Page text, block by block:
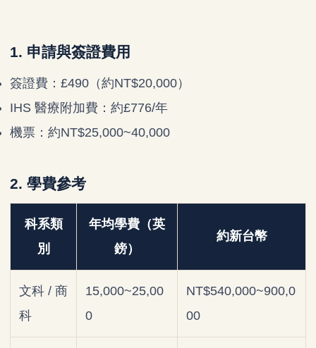
1. 申請與簽證費用
簽證費：£490（約NT$20,000）
IHS 醫療附加費：約£776/年
機票：約NT$25,000~40,000
2. 學費參考
科系類
別
年均學費（英
鎊）
約新台幣
文科 / 商
科
15,000~25,00
0
NT$540,000~900,0
00